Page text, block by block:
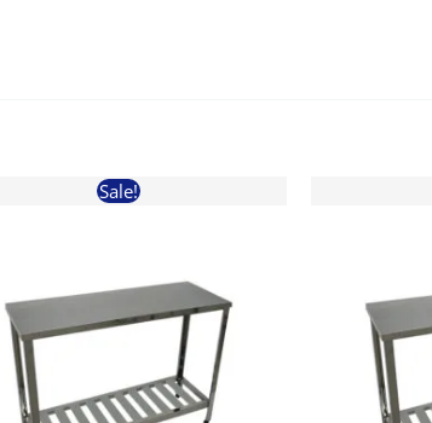
Sale!